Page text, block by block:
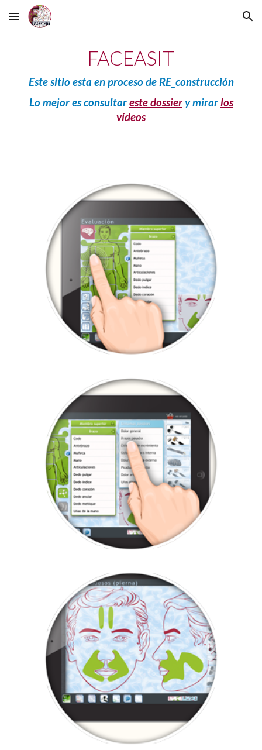
Skip to main content Skip to navigation
FACEASIT
Este sitio esta en proceso de RE_construcción
Lo mejor es consultareste dossiery mirarlos
vídeos